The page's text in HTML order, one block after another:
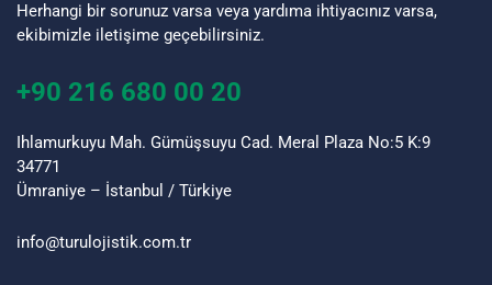
Herhangi bir sorunuz varsa veya yardıma ihtiyacınız varsa,
ekibimizle iletişime geçebilirsiniz.
+90 216 680 00 20
Ihlamurkuyu Mah. Gümüşsuyu Cad. Meral Plaza No:5 K:9
34771
Ümraniye – İstanbul / Türkiye
info@turu lojistik.com.tr